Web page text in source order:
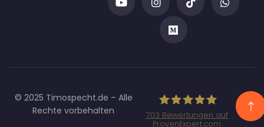
© 2025 Timospecht.de – Alle
Rechte vorbehalten
703 Bewertungen auf
ProvenExpert.com